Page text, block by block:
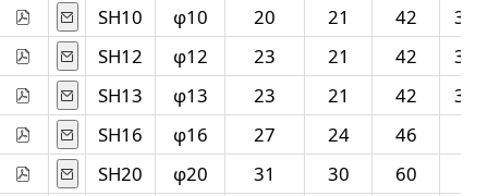
SH10
φ10 20 21 42
SH12
φ12 23 21 42
SH13
φ13 23 21 42
SH16
φ16 27 24 46
SH20
φ20 31 30 60